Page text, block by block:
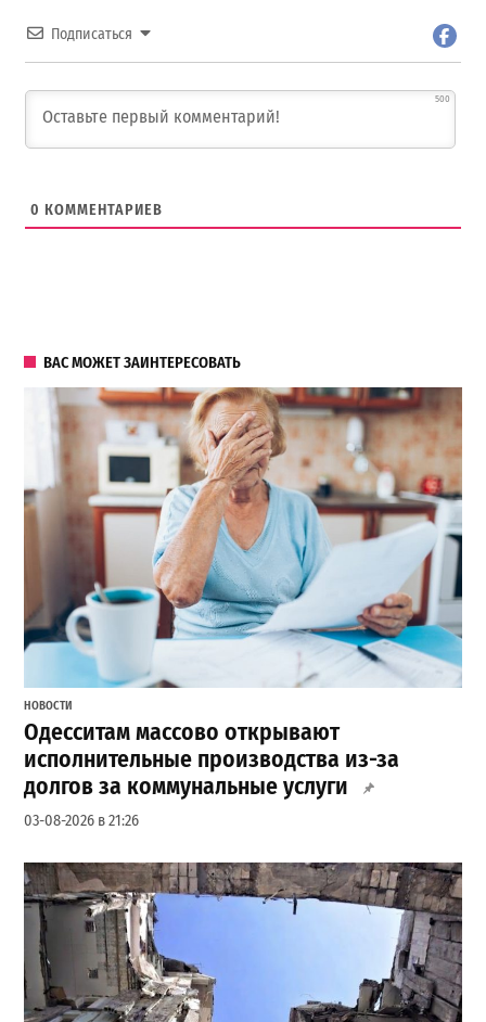
Подписаться
500
0 КОММЕНТАРИЕВ
ВАС МОЖЕТ ЗАИНТЕРЕСОВАТЬ
НОВОСТИ
Одесситам массово открывают
исполнительные производства из-за
долгов за коммунальные услуги
03-08-2026 в 21:26